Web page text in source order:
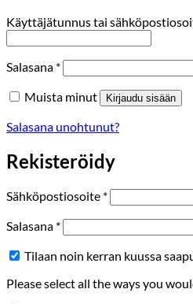
Käyttäjätunnus tai
Salasana *Vaaditaan
Muista minut Kirjaudu sisään
Salasana unohtunut?
Rekisteröidy
Sähköpostiosoite *Vaaditaan
Salasana *Vaaditaan
Tilaan noin kerran kuussa
Please select all the ways you